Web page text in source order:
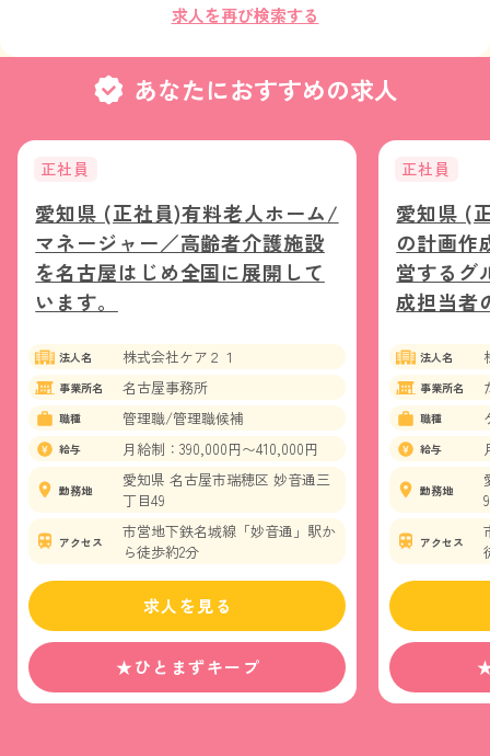
求人を再び検索する
あなたにおすすめの求人
正社員
愛知県 (正社員)有料老人ホーム/
マネージャー／高齢者介護施設
を名古屋はじめ全国に展開して
います。
法人名 株式会社ケア２１
事業所名 名古屋事務所
職種 管理職/管理職候補
給与 月給制：390,000円〜410,000円
勤務地
愛知県 名古屋市瑞穂区 妙音通三
丁目49
アクセス
市営地下鉄名城線「妙音通」駅か
ら徒歩約2分
★ひとまずキープ
求人を見る
正社員
愛知県 (
の計画作
営するグ
成担当者
法人名
事業所名
職種
給与
勤務地
アクセス